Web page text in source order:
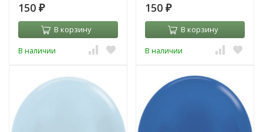
150 ₽
В корзину
В наличии
150 ₽
В корзину
В наличии